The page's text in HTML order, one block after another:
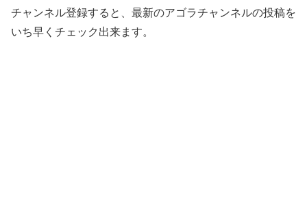
チャンネル登録すると、最新のアゴラチャンネルの投稿を
いち早くチェック出来ます。